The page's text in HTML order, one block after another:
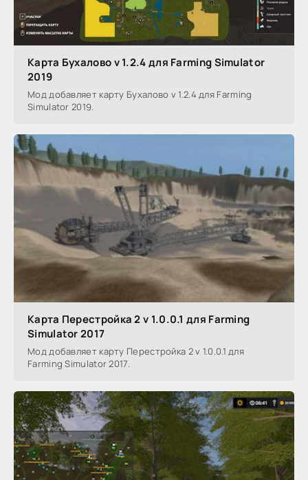
Карта Бухалово v 1.2.4 для Farming Simulator
2019
Мод добавляет карту Бухалово v 1.2.4 для Farming
Simulator 2019.
Карта Перестройка 2 v 1.0.0.1 для Farming
Simulator 2017
Мод добавляет карту Перестройка 2 v 1.0.0.1 для
Farming Simulator 2017.